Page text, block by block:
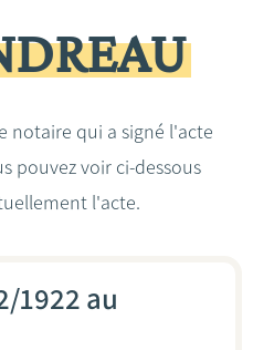
notaire qui a signé l'acte
pouvez voir ci-dessous
l'acte.
1922 au